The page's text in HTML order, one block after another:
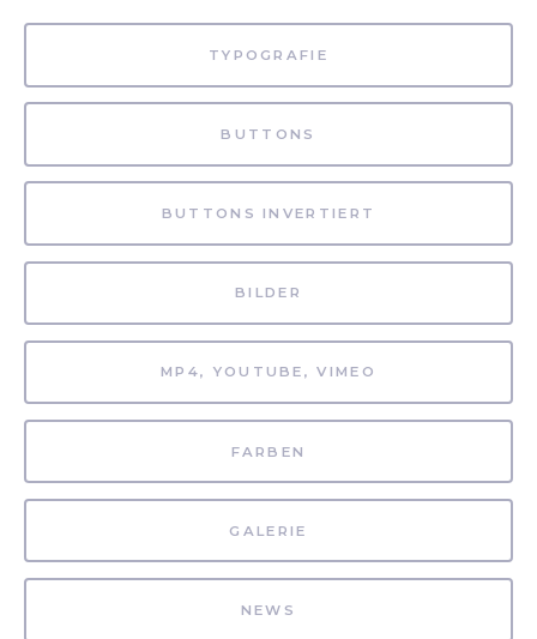
TYPOGRAFIE
BUTTONS
BUTTONS INVERTIERT
BILDER
MP4, YOUTUBE, VIMEO
FARBEN
GALERIE
NEWS